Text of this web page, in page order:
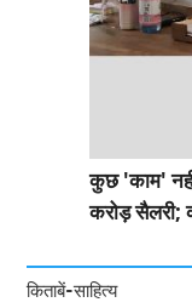
कुछ 'काम' नहीं
करोड़ सैलरी;
किताबें-साहित्य